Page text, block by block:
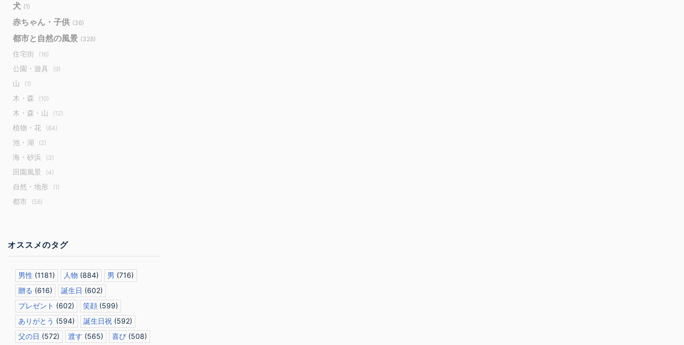
犬 (1)
赤ちゃん・子供 (36)
都市と自然の風景 (328)
住宅街 (16)
公園・遊具 (9)
山 (1)
木・森 (10)
木・森・山 (12)
植物・花 (84)
池・湖 (2)
海・砂浜 (3)
田園風景 (4)
自然・地形 (1)
都市 (58)
オススメのタグ
男性 (1181) 人物 (884) 男 (716)
贈る (616) 誕生日 (602)
プレゼント (602) 笑顔 (599)
ありがとう (594) 誕生日祝 (592)
父の日 (572) 渡す (565) 喜び (508)